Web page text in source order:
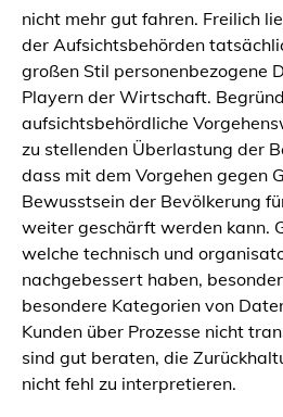
nicht mehr gut fahren. Freilich
der Aufsichtsbehörden
großen Stil personenbezogene
Playern der Wirtschaft.
aufsichtsbehördliche
zu stellenden Überlastung der
dass mit dem Vorgehen gegen
Bewusstsein der Bevölkerung
weiter geschärft werden kann.
welche technisch und
nachgebessert haben,
besondere Kategorien von
Kunden über Prozesse nicht
sind gut beraten, die
nicht fehl zu interpretieren.